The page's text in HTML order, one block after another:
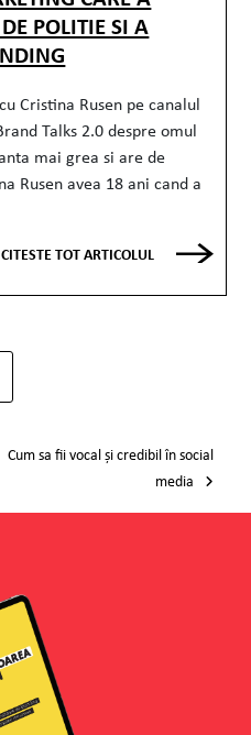
POLITIE SI A
Cristina Rusen pe canalul
Talks 2.0 despre omul
mai grea si are de
Rusen avea 18 ani cand a
CITESTE TOT ARTICOLUL
Cum sa fii vocal și credibil în social
media